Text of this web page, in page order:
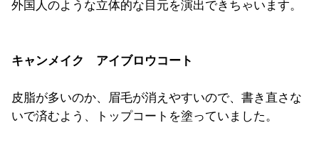
外国人のような立体的な目元を演出できちゃいます。
キャンメイク アイブロウコート
皮脂が多いのか、眉毛が消えやすいので、 書き直さな
いで済むよう、トップコートを塗っていました。